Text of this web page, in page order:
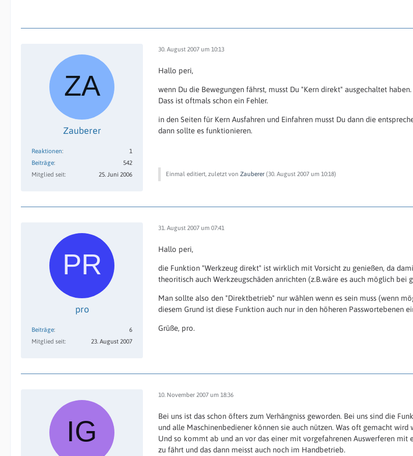
Zauberer
Reaktionen
1
Beiträge
542
Mitglied seit
25. Juni 2006
30. August 2007 um 10:13
Hallo peri,
wenn Du die Bewegungen fährst, musst Du "Kern direkt" ausgechaltet haben.
Dass ist oftmals schon ein Fehler.
in den Seiten für Kern Ausfahren und Einfahren musst Du dann die
dann sollte es funktionieren.
Einmal editiert, zuletzt von Zauberer (30. August 2007 um 10:18)
pro
Beiträge
6
Mitglied seit
23. August 2007
31. August 2007 um 07:41
Hallo peri,
die Funktion "Werkzeug direkt" ist wirklich mit Vorsicht zu genießen, da
theoritisch auch Werkzeugschäden anrichten (z.B.wäre es auch möglich bei
Man sollte also den "Direktbetrieb" nur wählen wenn es sein muss (wenn
diesem Grund ist diese Funktion auch nur in den höheren Passwortebenen
Grüße, pro.
10. November 2007 um 18:36
Bei uns ist das schon öfters zum Verhängniss geworden. Bei uns sind die
und alle Maschinenbediener können sie auch nützen. Was oft gemacht
Und so kommt ab und an vor das einer mit vorgefahrenen Auswerferen
zu fährt und das dann meisst auch noch im Handbetrieb.